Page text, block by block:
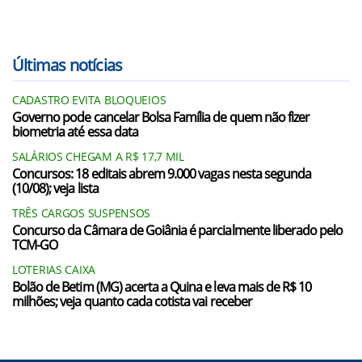
Últimas notícias
CADASTRO EVITA BLOQUEIOS
Governo pode cancelar Bolsa Família de quem não fizer
biometria até essa data
SALÁRIOS CHEGAM A R$ 17,7 MIL
Concursos: 18 editais abrem 9.000 vagas nesta segunda
(10/08); veja lista
TRÊS CARGOS SUSPENSOS
Concurso da Câmara de Goiânia é parcialmente liberado pelo
TCM-GO
LOTERIAS CAIXA
Bolão de Betim (MG) acerta a Quina e leva mais de R$ 10
milhões; veja quanto cada cotista vai receber